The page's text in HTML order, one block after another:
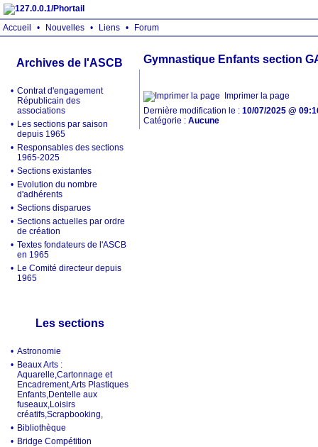
Accueil • Nouvelles • Liens • Forum
Archives de l'ASCB
• Contrat d'engagement
Républicain des
associations
• Les sections par saison
depuis 1965
• Responsables des sections
1965-2025
• Sections existantes
• Evolution du nombre
d'adhérents
• Sections disparues
• Sections actuelles par ordre
de création
• Textes fondateurs de l'ASCB
en 1965
• Le Comité directeur depuis
1965
Les sections
• Astronomie
• Beaux Arts :
Aquarelle,Cartonnage et
Encadrement,Arts Plastiques
Enfants,Dentelle aux
fuseaux,Loisirs
créatifs,Scrapbooking,
• Bibliothèque
• Bridge Compétition
Gymnastique Enfants section
Imprimer la page
Dernière modification le : 10/07/2025 @
Catégorie : Aucune